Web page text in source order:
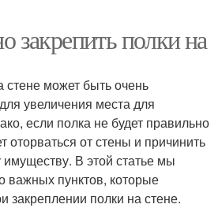
закрепить полки на
стене может быть очень
увеличения места для
если полка не будет правильно
оторваться от стены и причинить
В этой статье мы
важных пунктов, которые
закреплении полки на стене.